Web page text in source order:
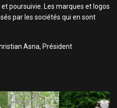
poursuivie. Les marques et logos
par les sociétés qui en sont
Asna, Président